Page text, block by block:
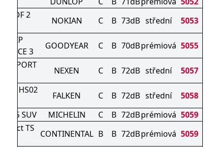
2
NOKIAN C B 73dB střední
5053
3
GOODYEAR C B 70dBprémiová 5055
SPORT
NEXEN C B 72dB střední
5057
HS02
FALKEN C B 72dB střední
5058
5 SUV
MICHELIN C B 72dBprémiová 5059
TS
CONTINENTAL B B 72dBprémiová 5059